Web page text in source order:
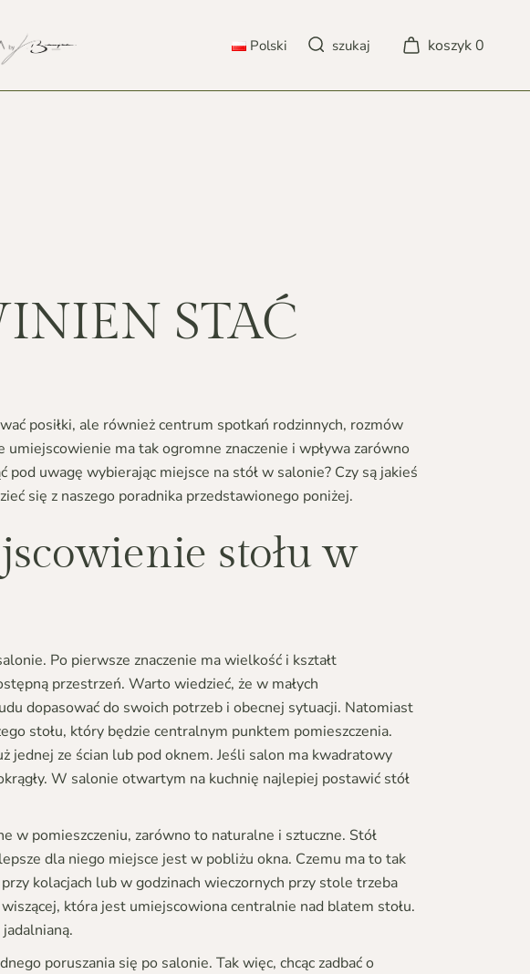
Polski szukaj koszyk0
STAĆ
posiłki, ale również centrum spotkań rodzinnych, rozmów
ma tak ogromne znaczenie i wpływa zarówno
uwagę wybierając miejsce na stół w salonie? Czy są jakieś
się z naszego poradnika przedstawionego poniżej.
stołu w
Po pierwsze znaczenie ma wielkość i kształt
przestrzeń. Warto wiedzieć, że w małych
dopasować do swoich potrzeb i obecnej sytuacji. Natomiast
stołu, który będzie centralnym punktem pomieszczenia.
jednej ze ścian lub pod oknem. Jeśli salon ma kwadratowy
W salonie otwartym na kuchnię najlepiej postawić stół
w pomieszczeniu, zarówno to naturalne i sztuczne. Stół
dla niego miejsce jest w pobliżu okna. Czemu ma to tak
kolacjach lub w godzinach wieczornych przy stole trzeba
która jest umiejscowiona centralnie nad blatem stołu.
poruszania się po salonie. Tak więc, chcąc zadbać o